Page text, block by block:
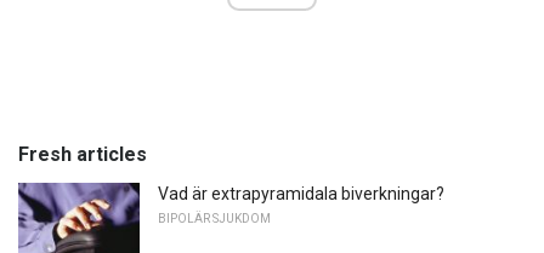
Fresh articles
Vad är extrapyramidala biverkningar?
BIPOLÄR SJUKDOM